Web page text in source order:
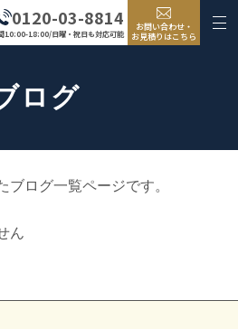
0120-03-8814
10:00-18:00/日曜・祝日も対応可能
お問い合わせ・
お見積りはこちら
ログ
ブログ一覧ページです。
ん